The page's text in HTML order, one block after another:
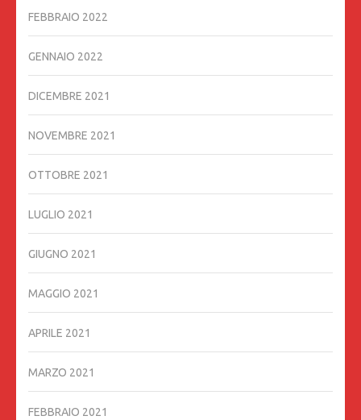
FEBBRAIO 2022
GENNAIO 2022
DICEMBRE 2021
NOVEMBRE 2021
OTTOBRE 2021
LUGLIO 2021
GIUGNO 2021
MAGGIO 2021
APRILE 2021
MARZO 2021
FEBBRAIO 2021